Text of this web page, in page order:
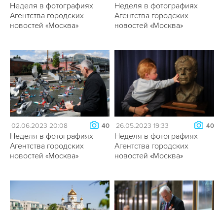
Неделя в фотографиях
Агентства городских
новостей «Москва»
Неделя в фотографиях
Агентства городских
новостей «Москва»
02.06.2023 20:08 40
Неделя в фотографиях
Агентства городских
новостей «Москва»
26.05.2023 19:33 40
Неделя в фотографиях
Агентства городских
новостей «Москва»